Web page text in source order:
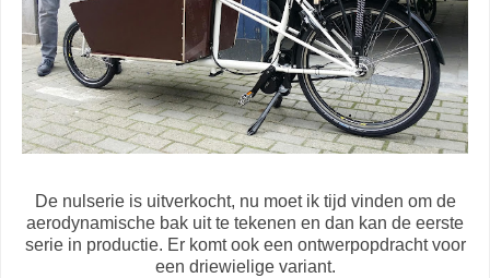
De nulserie is uitverkocht, nu moet ik tijd vinden om de
aerodynamische bak uit te tekenen en dan kan de eerste
serie in productie. Er komt ook een ontwerpopdracht voor
een driewielige variant.